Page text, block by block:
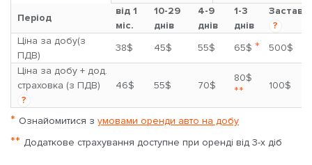
Період
від 1
міс.
10-29
днів
4-9
днів
1-3
днів
Застава
?
Ціна за добу(з
ПДВ)
38$ 45$ 55$ 65$ *
500$
Ціна за добу + дод.
страховка (з ПДВ)
?
46$ 55$ 70$
80$
** 100$
* Ознайомитися з умовами оренди авто на добу
** Додаткове страхування доступне при оренді від 3-х діб